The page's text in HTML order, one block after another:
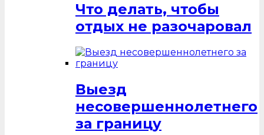
Что делать, чтобы
отдых не разочаровал
Выезд
несовершеннолетнего
за границу